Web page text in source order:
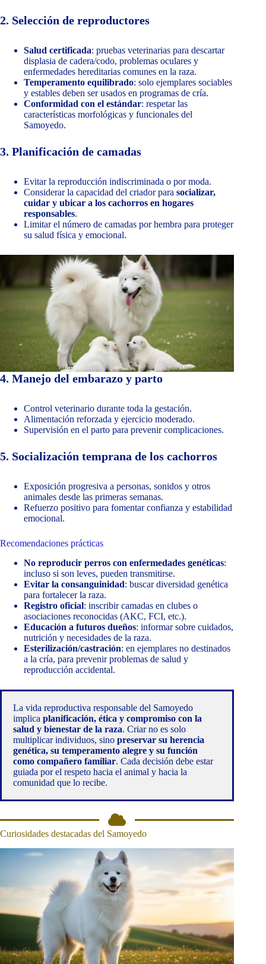
2. Selección de reproductores
Salud certificada: pruebas veterinarias para descartar
displasia de cadera/codo, problemas oculares y
enfermedades hereditarias comunes en la raza.
Temperamento equilibrado: solo ejemplares sociables
y estables deben ser usados en programas de cría.
Conformidad con el estándar: respetar las
características morfológicas y funcionales del
Samoyedo.
3. Planificación de camadas
Evitar la reproducción indiscriminada o por moda.
Considerar la capacidad del criador para socializar,
cuidar y ubicar a los cachorros en hogares
responsables.
Limitar el número de camadas por hembra para proteger
su salud física y emocional.
4. Manejo del embarazo y parto
Control veterinario durante toda la gestación.
Alimentación reforzada y ejercicio moderado.
Supervisión en el parto para prevenir complicaciones.
5. Socialización temprana de los cachorros
Exposición progresiva a personas, sonidos y otros
animales desde las primeras semanas.
Refuerzo positivo para fomentar confianza y estabilidad
emocional.
Recomendaciones prácticas
No reproducir perros con enfermedades genéticas:
incluso si son leves, pueden transmitirse.
Evitar la consanguinidad: buscar diversidad genética
para fortalecer la raza.
Registro oficial: inscribir camadas en clubes o
asociaciones reconocidas (AKC, FCI, etc.).
Educación a futuros dueños: informar sobre cuidados,
nutrición y necesidades de la raza.
Esterilización/castración: en ejemplares no destinados
a la cría, para prevenir problemas de salud y
reproducción accidental.
La vida reproductiva responsable del Samoyedo
implica planificación, ética y compromiso con la
salud y bienestar de la raza. Criar no es solo
multiplicar individuos, sino preservar su herencia
genética, su temperamento alegre y su función
como compañero familiar. Cada decisión debe estar
guiada por el respeto hacia el animal y hacia la
comunidad que lo recibe.
Curiosidades destacadas del Samoyedo